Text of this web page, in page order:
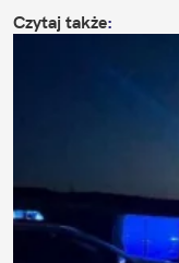
Czytaj także: